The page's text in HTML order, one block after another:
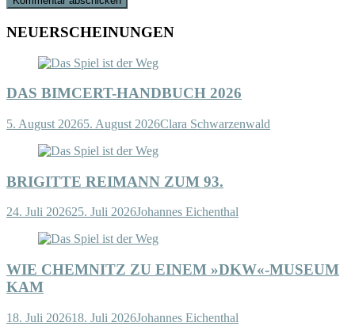
NEUERSCHEINUNGEN
DAS BIMCERT-HANDBUCH 2026
5. August 20265. August 2026Clara Schwarzenwald
BRIGITTE REIMANN ZUM 93.
24. Juli 202625. Juli 2026Johannes Eichenthal
WIE CHEMNITZ ZU EINEM »DKW«-MUSEUM
KAM
18. Juli 202618. Juli 2026Johannes Eichenthal